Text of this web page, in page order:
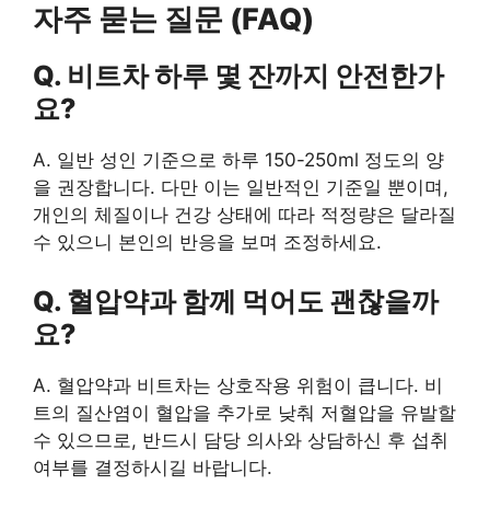
자주 묻는 질문 (FAQ)
Q. 비트차 하루 몇 잔까지 안전한가
요?
A. 일반 성인 기준으로 하루 150-250ml 정도의 양
을 권장합니다. 다만 이는 일반적인 기준일 뿐이며,
개인의 체질이나 건강 상태에 따라 적정량은 달라질
수 있으니 본인의 반응을 보며 조정하세요.
Q. 혈압약과 함께 먹어도 괜찮을까
요?
A. 혈압약과 비트차는 상호작용 위험이 큽니다. 비
트의 질산염이 혈압을 추가로 낮춰 저혈압을 유발할
수 있으므로, 반드시 담당 의사와 상담하신 후 섭취
여부를 결정하시길 바랍니다.